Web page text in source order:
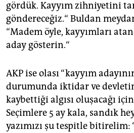
gördük. Kayyım zihniyetini
göndereceğiz.“ Buldan
“Madem öyle, kayyımları
aday gösterin.“
AKP ise olası “kayyım
durumunda iktidar ve devletin
kaybettiği algısı oluşacağı
Seçimlere 5 ay kala, sandık
yazımızı şu tespitle bitirelim: